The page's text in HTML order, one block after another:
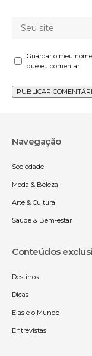
Guardar o meu
que eu comentar.
Navegação
Sociedade
Moda & Beleza
Arte & Cultura
Saúde & Bem-estar
Conteúdos
Destinos
Dicas
Elas e o Mundo
Entrevistas